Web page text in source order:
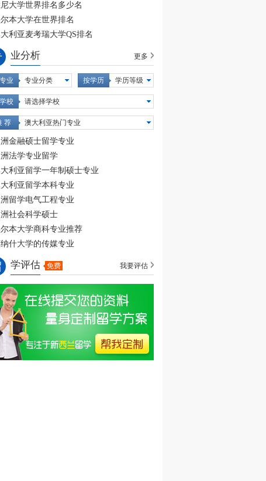
大学世界排名多少名
本大学在世界排名
利亚麦考瑞大学QS排名
业分析 更多
业 专业分类 按学历 学历等级
校 请选择学校
荐 澳大利亚热门专业
金融硕士留学专业
法学专业留学
利亚留学一年制硕士专业
利亚留学本科专业
留学电气工程专业
社会科学硕士
本大学商科专业推荐
什大学的传媒专业
学评估 免费 我要评估